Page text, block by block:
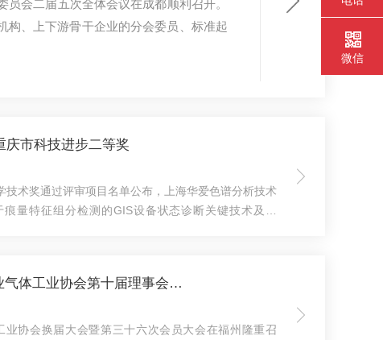
会二届五次全体会议在成都顺利召开。
构、上下游骨干企业的分会委员、标准起
庆市科技进步二等奖
技术奖通过评审项目名单公布，上海华爱色谱分析技术
量特征组分检测的GIS设备状态诊断关键技术及应
行风险预警和运维决策提供了重要技术支撑。作为项
注于气相色谱分...
方华被聘选为中国工业气体工业协会第十届理事会理事
业协会换届大会暨第三十六次会员大会在福州隆重召
微信